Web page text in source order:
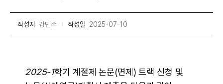
작성자 강민수 작성일 2025-07-10
2025-1학기 계절제 논문(면제) 트랙 신청 및